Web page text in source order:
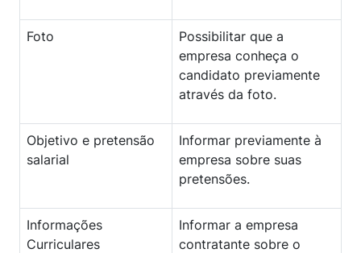
Foto
Possibilitar que a
empresa conheça o
candidato previamente
através da foto.
Objetivo e pretensão
salarial
Informar previamente à
empresa sobre suas
pretensões.
Informações
Curriculares
Informar a empresa
contratante sobre o